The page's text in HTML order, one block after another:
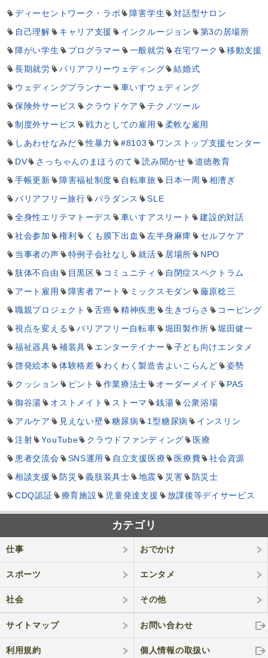
ディーセントワーク・ラボ
障害学生
対話型サロン
自己理解
キャリア支援 インクルージョン
第3の居場所
障がい学生
プログラマー 一般就労 在宅ワーク
移動支援
長期就労
バリアフリーウェディング
結婚式
ウェディングプランナー
車いすウェディング
保険外サービス
クラウドケア
テクノツール
制度外サービス
戦力としての雇用
柔軟な雇用
しあわせなみだ
性暴力 #8103
ワンストップ支援センター
DV
さっちゃんのまほうのて 読み聞かせ
道徳教育
手帳更新
障害福祉制度 自転車旅 日本一周
相漕ぎ
バリアフリー旅行
パラダンス
SLE
全身性エリテマトーデス
車いすアスリート
建設的対話
社会参加
権利 くも膜下出血 左半身麻痺
セルフケア
当事者の声
特例子会社なし 就活 居場所
NPO
肢体不自由
目黒区 コミュニティ
自閉症スペクトラム
アート雇用
障害者アート ミックスモダン
藤原稔三
職親プロジェクト
舌癌 精神疾患 生きづらさ
コーピング
視点を変える
バリアフリー自転車 堀田製作所
堀田健一
福祉器具
補装具 エンターテイナー
子ども向けエンタメ
啓発絵本
体験格差 わくわく製造舎よいこらんど
姿勢
クッション
ピント 作業療法士 オーダーメイド
PAS
御谷湯
オストメイト ストーマ 銭湯
公衆浴場
アルケア
見えない壁 糖尿病 1型糖尿病
インスリン
注射
YouTube クラウドファンディング
医療
患者交流会
SNS運用 自立支援医療 医療費
社会資源
相談支援
防災 義肢装具士 地震 災害
防災士
CDQ認証
療育施設 児童発達支援 放課後等デイサービス
カテゴリ
仕事 おでかけ
スポーツ エンタメ
社会 その他
サイトマップ お問い合わせ
利用規約 個人情報の取扱い